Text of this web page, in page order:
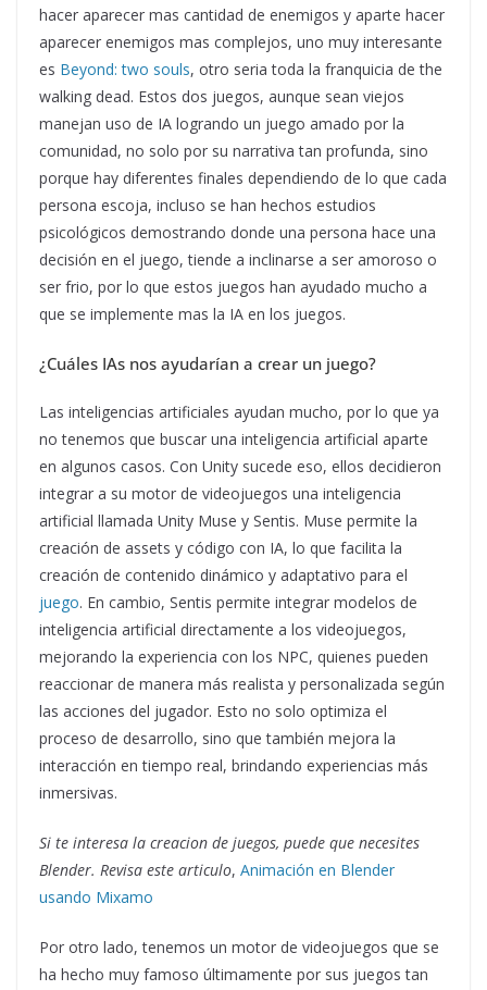
hacer aparecer mas cantidad de enemigos y aparte hacer
aparecer enemigos mas complejos, uno muy interesante
es Beyond: two souls, otro seria toda la franquicia de the
walking dead. Estos dos juegos, aunque sean viejos
manejan uso de IA logrando un juego amado por la
comunidad, no solo por su narrativa tan profunda, sino
porque hay diferentes finales dependiendo de lo que cada
persona escoja, incluso se han hechos estudios
psicológicos demostrando donde una persona hace una
decisión en el juego, tiende a inclinarse a ser amoroso o
ser frio, por lo que estos juegos han ayudado mucho a
que se implemente mas la IA en los juegos.
¿Cuáles IAs nos ayudarían a crear un juego?
Las inteligencias artificiales ayudan mucho, por lo que ya
no tenemos que buscar una inteligencia artificial aparte
en algunos casos. Con Unity sucede eso, ellos decidieron
integrar a su motor de videojuegos una inteligencia
artificial llamada Unity Muse y Sentis. Muse permite la
creación de assets y código con IA, lo que facilita la
creación de contenido dinámico y adaptativo para el
juego. En cambio, Sentis permite integrar modelos de
inteligencia artificial directamente a los videojuegos,
mejorando la experiencia con los NPC, quienes pueden
reaccionar de manera más realista y personalizada según
las acciones del jugador. Esto no solo optimiza el
proceso de desarrollo, sino que también mejora la
interacción en tiempo real, brindando experiencias más
inmersivas.
Si te interesa la creacion de juegos, puede que necesites
Blender. Revisa este articulo, Animación en Blender
usando Mixamo
Por otro lado, tenemos un motor de videojuegos que se
ha hecho muy famoso últimamente por sus juegos tan